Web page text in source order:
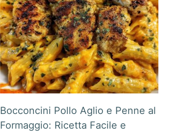
Bocconcini Pollo Aglio e Penne al
Formaggio: Ricetta Facile e